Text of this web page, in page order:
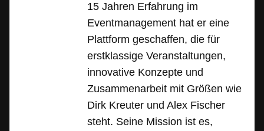
15 Jahren Erfahrung im
Eventmanagement hat er eine
Plattform geschaffen, die für
erstklassige Veranstaltungen,
innovative Konzepte und
Zusammenarbeit mit Größen wie
Dirk Kreuter und Alex Fischer
steht. Seine Mission ist es,